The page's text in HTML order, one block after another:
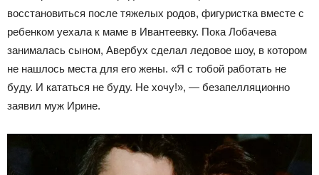
восстановиться после тяжелых родов, фигуристка вместе с
ребенком уехала к маме в Ивантеевку. Пока Лобачева
занималась сыном, Авербух сделал ледовое шоу, в котором
не нашлось места для его жены. «Я с тобой работать не
буду. И кататься не буду. Не хочу!», — безапелляционно
заявил муж Ирине.